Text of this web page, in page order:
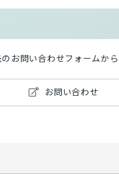
お問い合わせフォームか
お問い合わせ